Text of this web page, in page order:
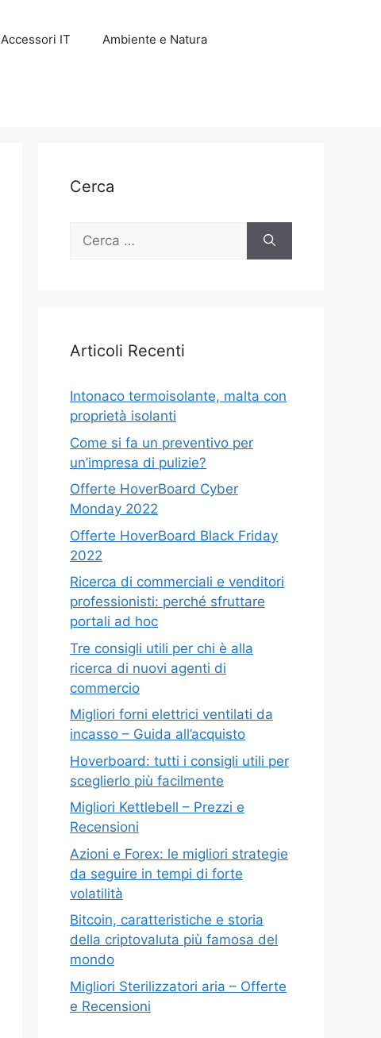
Accessori IT Ambiente e Natura
Cerca
Ricerca
Articoli Recenti
Intonaco termoisolante, malta con
proprietà isolanti
Come si fa un preventivo per
un’impresa di pulizie?
Offerte HoverBoard Cyber
Monday 2022
Offerte HoverBoard Black Friday
2022
Ricerca di commerciali e venditori
professionisti: perché sfruttare
portali ad hoc
Tre consigli utili per chi è alla
ricerca di nuovi agenti di
commercio
Migliori forni elettrici ventilati da
incasso – Guida all’acquisto
Hoverboard: tutti i consigli utili per
sceglierlo più facilmente
Migliori Kettlebell – Prezzi e
Recensioni
Azioni e Forex: le migliori strategie
da seguire in tempi di forte
volatilità
Bitcoin, caratteristiche e storia
della criptovaluta più famosa del
mondo
Migliori Sterilizzatori aria – Offerte
e Recensioni